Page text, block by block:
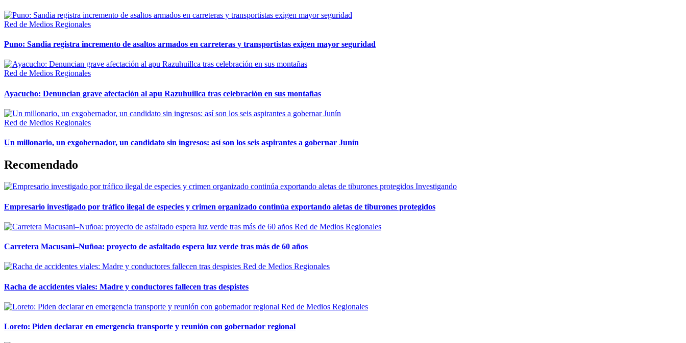
Red de Medios Regionales
Puno: Sandia registra incremento de asaltos armados en carreteras y transportistas exigen mayor seguridad
Red de Medios Regionales
Ayacucho: Denuncian grave afectación al apu Razuhuillca tras celebración en sus montañas
Red de Medios Regionales
Un millonario, un exgobernador, un candidato sin ingresos: así son los seis aspirantes a gobernar Junín
Recomendado
Investigando
Empresario investigado por tráfico ilegal de especies y crimen organizado continúa exportando aletas de tiburones protegidos
Red de Medios Regionales
Carretera Macusani–Nuñoa: proyecto de asfaltado espera luz verde tras más de 60 años
Red de Medios Regionales
Racha de accidentes viales: Madre y conductores fallecen tras despistes
Red de Medios Regionales
Loreto: Piden declarar en emergencia transporte y reunión con gobernador regional